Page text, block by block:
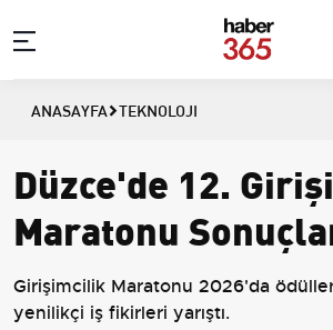
ANASAYFA TEKNOLOJI
Düzce'de 12.
Maratonu
Girişimcilik Maratonu 2026'da ödüller
yenilikçi iş fikirleri yarıştı.